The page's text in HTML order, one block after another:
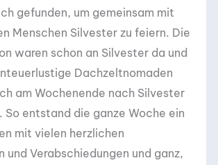
gefunden, um gemeinsam mit
Menschen Silvester zu feiern. Die
waren schon an Silvester da und
Dachzeltnomaden
am Wochenende nach Silvester
entstand die ganze Woche ein
mit vielen herzlichen
und Verabschiedungen und ganz,